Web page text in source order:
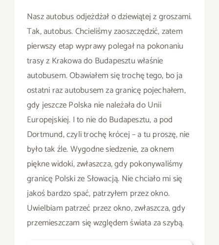
Nasz autobus odjeżdżał o dziewiątej z groszami.
Tak, autobus. Chcieliśmy zaoszczędzić, zatem
pierwszy etap wyprawy polegał na pokonaniu
trasy z Krakowa do Budapesztu właśnie
autobusem. Obawiałem się trochę tego, bo ja
ostatni raz autobusem za granicę pojechałem,
gdy jeszcze Polska nie należała do Unii
Europejskiej. I to nie do Budapesztu, a pod
Dortmund, czyli trochę krócej – a tu proszę, nie
było tak źle. Wygodne siedzenie, za oknem
piękne widoki, zwłaszcza, gdy pokonywaliśmy
granicę Polski ze Słowacją. Nie chciało mi się
jakoś bardzo spać, patrzyłem przez okno.
Uwielbiam patrzeć przez okno, zwłaszcza, gdy
przemieszczam się względem świata za szybą.